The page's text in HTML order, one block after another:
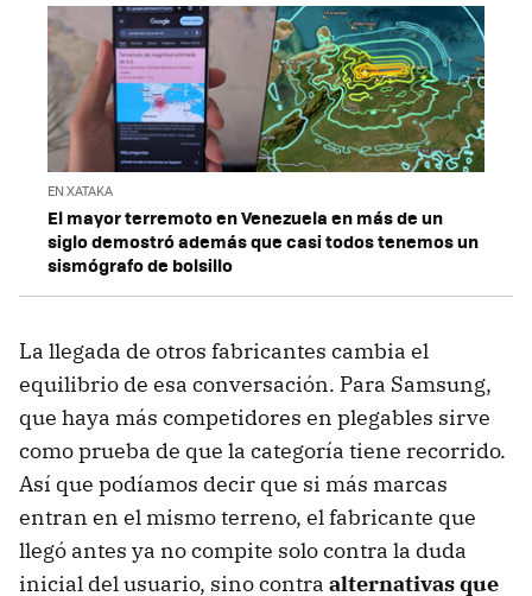
EN XATAKA
El mayor terremoto en Venezuela en más de un
siglo demostró además que casi todos tenemos un
sismógrafo de bolsillo
La llegada de otros fabricantes cambia el
equilibrio de esa conversación. Para Samsung,
que haya más competidores en plegables sirve
como prueba de que la categoría tiene recorrido.
Así que podíamos decir que si más marcas
entran en el mismo terreno, el fabricante que
llegó antes ya no compite solo contra la duda
inicial del usuario, sino contra alternativas que